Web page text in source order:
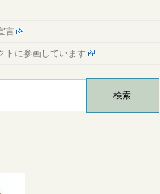
言
トに参画しています